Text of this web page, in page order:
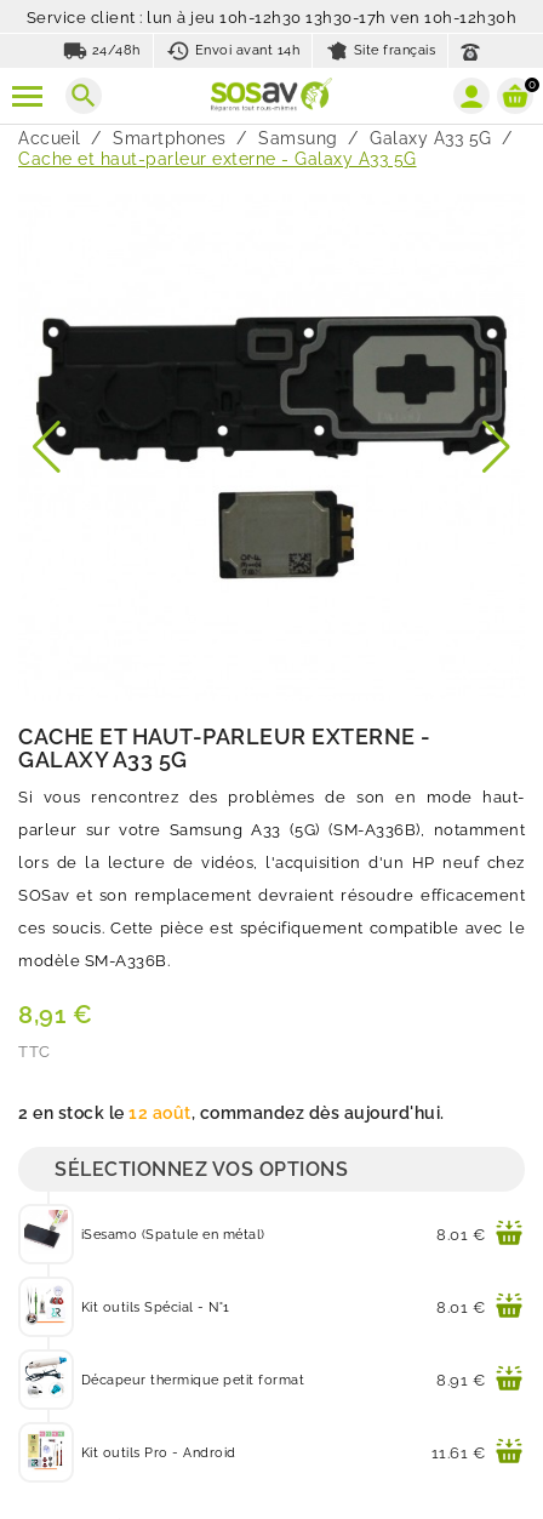
Service client : lun à jeu 10h-12h30 13h30-17h ven 10h-12h30h
local_shipping 24/48h history_toggle_off
Envoi avant 14h Site français
search 0
Accueil Smartphones Samsung
Galaxy A33 5G
Cache et haut-parleur externe - Galaxy A33 5G
CACHE ET HAUT-PARLEUR EXTERNE -
GALAXY A33 5G
Si vous rencontrez des problèmes de son en mode haut-
parleur sur votre Samsung A33 (5G) (SM-A336B), notamment
lors de la lecture de vidéos, l'acquisition d'un HP neuf chez
SOSav et son remplacement devraient résoudre efficacement
ces soucis. Cette pièce est spécifiquement compatible avec le
modèle SM-A336B.
8,91 €
TTC
2 en stock le 12 août, commandez dès aujourd'hui.
SÉLECTIONNEZ VOS OPTIONS
iSesamo (Spatule en métal) Prix
8.01 €
Kit outils Spécial - N°1 Prix
8.01 €
Décapeur thermique petit format Prix
8.91 €
Kit outils Pro - Android Prix
11.61 €